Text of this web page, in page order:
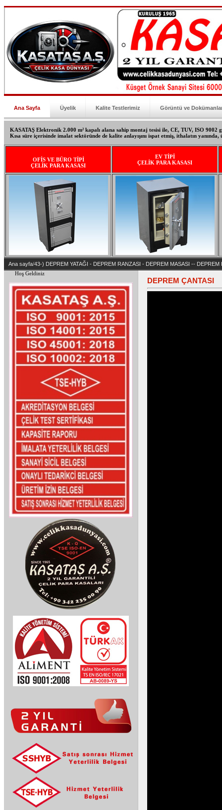
Ana Sayfa Üyelik Kalite Testlerimiz Görüntü ve
KASATAŞ Elektronik 2.000 m² kapalı alana sahip montaj tesisi ile, CE, TUV, ISO
Kısa süre içerisinde imalat sektöründe de kalite anlayışını ispat etmiş, ithalatın
OFİS VE BÜRO TİPİ
ÇELİK PARA KASASI
EV TİPİ
ÇELİK PARA KASASI
Ana sayfa/43-) DEPREM YATAĞI - DEPREM RANZASI - DEPREM MASASI --
Hoş Geldiniz
DEPREM ÇANTASI